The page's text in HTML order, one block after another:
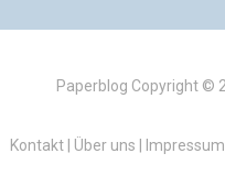
Paperblog Copyright ©
Kontakt| Über uns Impressum